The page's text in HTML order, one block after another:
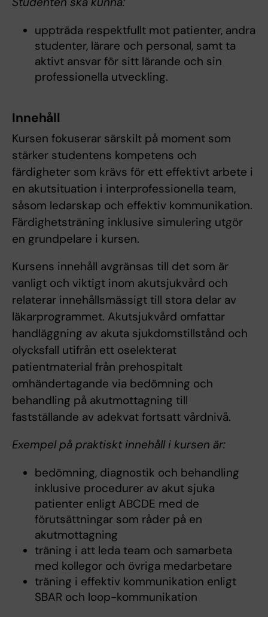
uppträda respektfullt mot patienter, andra
studenter, lärare och personal, samt ta
aktivt ansvar för sitt lärande och sin
professionella utveckling.
Innehåll
Kursen fokuserar särskilt på moment som
stärker studentens kompetens och
färdigheter som krävs för ett effektivt arbete i
en akutsituation i interprofessionella team,
såsom ledarskap och effektiv kommunikation.
Färdighetsträning inklusive simulering utgör
en grundpelare i kursen.
Kursens innehåll avgränsas till det som är
vanligt och viktigt inom akutsjukvård och
relaterar innehållsmässigt till stora delar av
läkarprogrammet. Akutsjukvård omfattar
handläggning av akuta sjukdomstillstånd och
olycksfall utifrån ett oselekterat
patientmaterial från prehospitalt
omhändertagande via bedömning och
behandling på akutmottagning till
fastställande av adekvat fortsatt vårdnivå.
Exempel på praktiskt innehåll i kursen är:
bedömning, diagnostik och behandling
inklusive procedurer av akut sjuka
patienter enligt ABCDE med de
förutsättningar som råder på en
akutmottagning
träning i att leda team och samarbeta
med kollegor och övriga medarbetare
träning i effektiv kommunikation enligt
SBAR och loop-kommunikation